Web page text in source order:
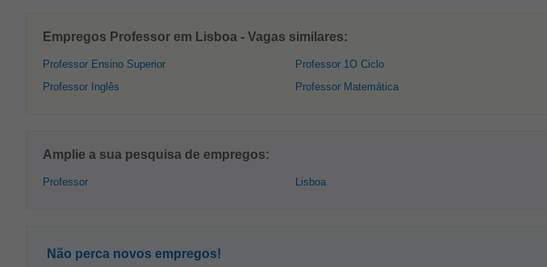
Empregos Professor em Lisboa - Vagas similares:
Professor Ensino Superior
Professor Inglês
Professor 1O Ciclo
Professor Matemática
Amplie a sua pesquisa de empregos:
Professor Lisboa
Não perca novos empregos!